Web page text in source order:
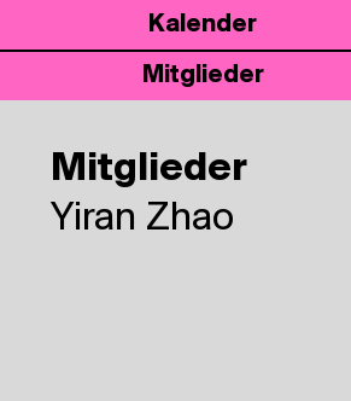
Kalen­der
Mit­glie­der
Mitglieder
Yiran Zhao